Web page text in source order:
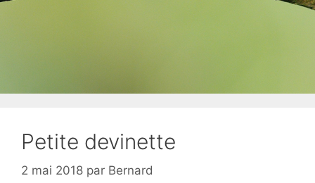
Petite devinette
2 mai 2018 par Bernard